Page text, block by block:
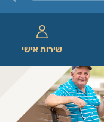
שירות אישי